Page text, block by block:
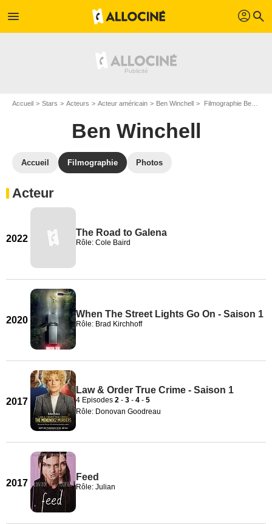
menu profil search
Accueil Stars Acteurs Acteur américain Ben Winchell Filmographie Ben Winchell
Ben Winchell
Accueil Filmographie Photos
Acteur
2022
The Road to Galena
Rôle: Cole Baird
2020
When The Street Lights Go On - Saison 1
Rôle: Brad Kirchhoff
2017
Law & Order True Crime - Saison 1
4 Episodes 2 - 3 - 4 - 5
Rôle: Donovan Goodreau
2017
Feed
Rôle: Julian